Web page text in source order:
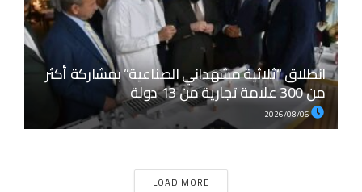
انطلاق “ثلاثية مشهداني الصناعية” بمشاركة أكثر
من 300 علامة تجارية من 13 دولة
2026/08/06
LOAD MORE